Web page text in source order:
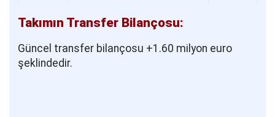
Takımın Transfer Bilançosu:
Güncel transfer bilançosu +1.60 milyon euro
şeklindedir.